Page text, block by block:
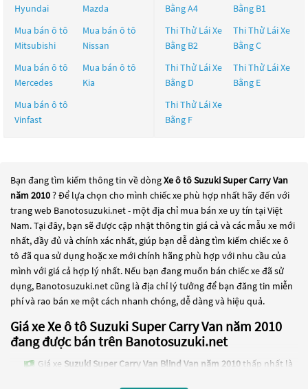
Hyundai
Mazda
Mua bán ô tô
Mitsubishi
Mua bán ô tô
Nissan
Mua bán ô tô
Mercedes
Mua bán ô tô
Kia
Mua bán ô tô
Vinfast
Bằng A4
Bằng B1
Thi Thử Lái Xe
Bằng B2
Thi Thử Lái Xe
Bằng C
Thi Thử Lái Xe
Bằng D
Thi Thử Lái Xe
Bằng E
Thi Thử Lái Xe
Bằng F
Bạn đang tìm kiếm thông tin về dòngXe ô tô Suzuki Super Carry Van
năm 2010? Để lựa chọn cho mình chiếc xe phù hợp nhất hãy đến với
trang web Banotosuzuki.net - một địa chỉ mua bán xe uy tín tại Việt
Nam. Tại đây, bạn sẽ được cập nhật thông tin giá cả và các mẫu xe mới
nhất, đầy đủ và chính xác nhất, giúp bạn dễ dàng tìm kiếm chiếc xe ô
tô đã qua sử dụng hoặc xe mới chính hãng phù hợp với nhu cầu của
mình với giá cả hợp lý nhất. Nếu bạn đang muốn bán chiếc xe đã sử
dụng, Banotosuzuki.net cũng là địa chỉ lý tưởng để bạn đăng tin miễn
phí và rao bán xe một cách nhanh chóng, dễ dàng và hiệu quả.
Giá xe Xe ô tô Suzuki Super Carry Van năm 2010
đang được bán trên Banotosuzuki.net
Giá xe Suzuki Super Carry Van Blind Van năm 2010thấp nhất là